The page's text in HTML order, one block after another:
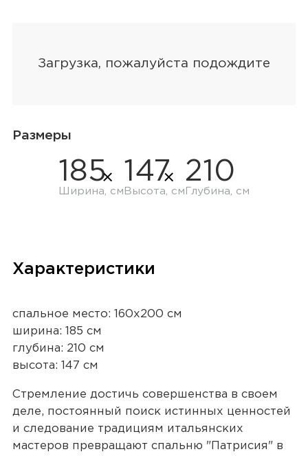
Размеры
185
Ширина, см
147
Высота, см
210
Глубина, см
Характеристики
спальное место: 160х200 см
ширина: 185 см
глубина: 210 см
высота: 147 см
Стремление достичь совершенства в своем
деле, постоянный поиск истинных ценностей
и следование традициям итальянских
мастеров превращают спальню "Патрисия" в